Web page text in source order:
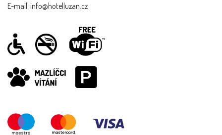
E-mail: info@hotelluzan.cz